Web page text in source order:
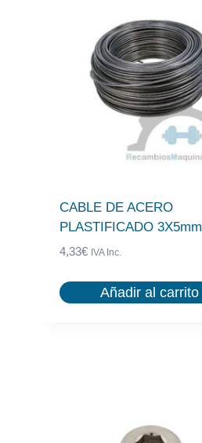
CABLE DE ACERO
PLASTIFICADO 3X5mm
4,33€ IVA Inc.
Añadir al carrito